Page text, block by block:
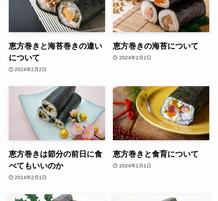
恵方巻きと海苔巻きの違い
について
2024年2月2日
恵方巻きの海苔について
2024年2月2日
恵方巻きは節分の前日に食
べてもいいのか
2024年2月1日
恵方巻きと食育について
2024年2月1日